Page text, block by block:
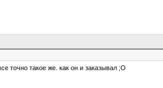
точно такое же. как он и заказывал ;О